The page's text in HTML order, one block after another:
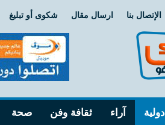
الإتصال بنا ارسال مقال شكوى أو تبليغ
دولية آراء ثقافة وفن صحة